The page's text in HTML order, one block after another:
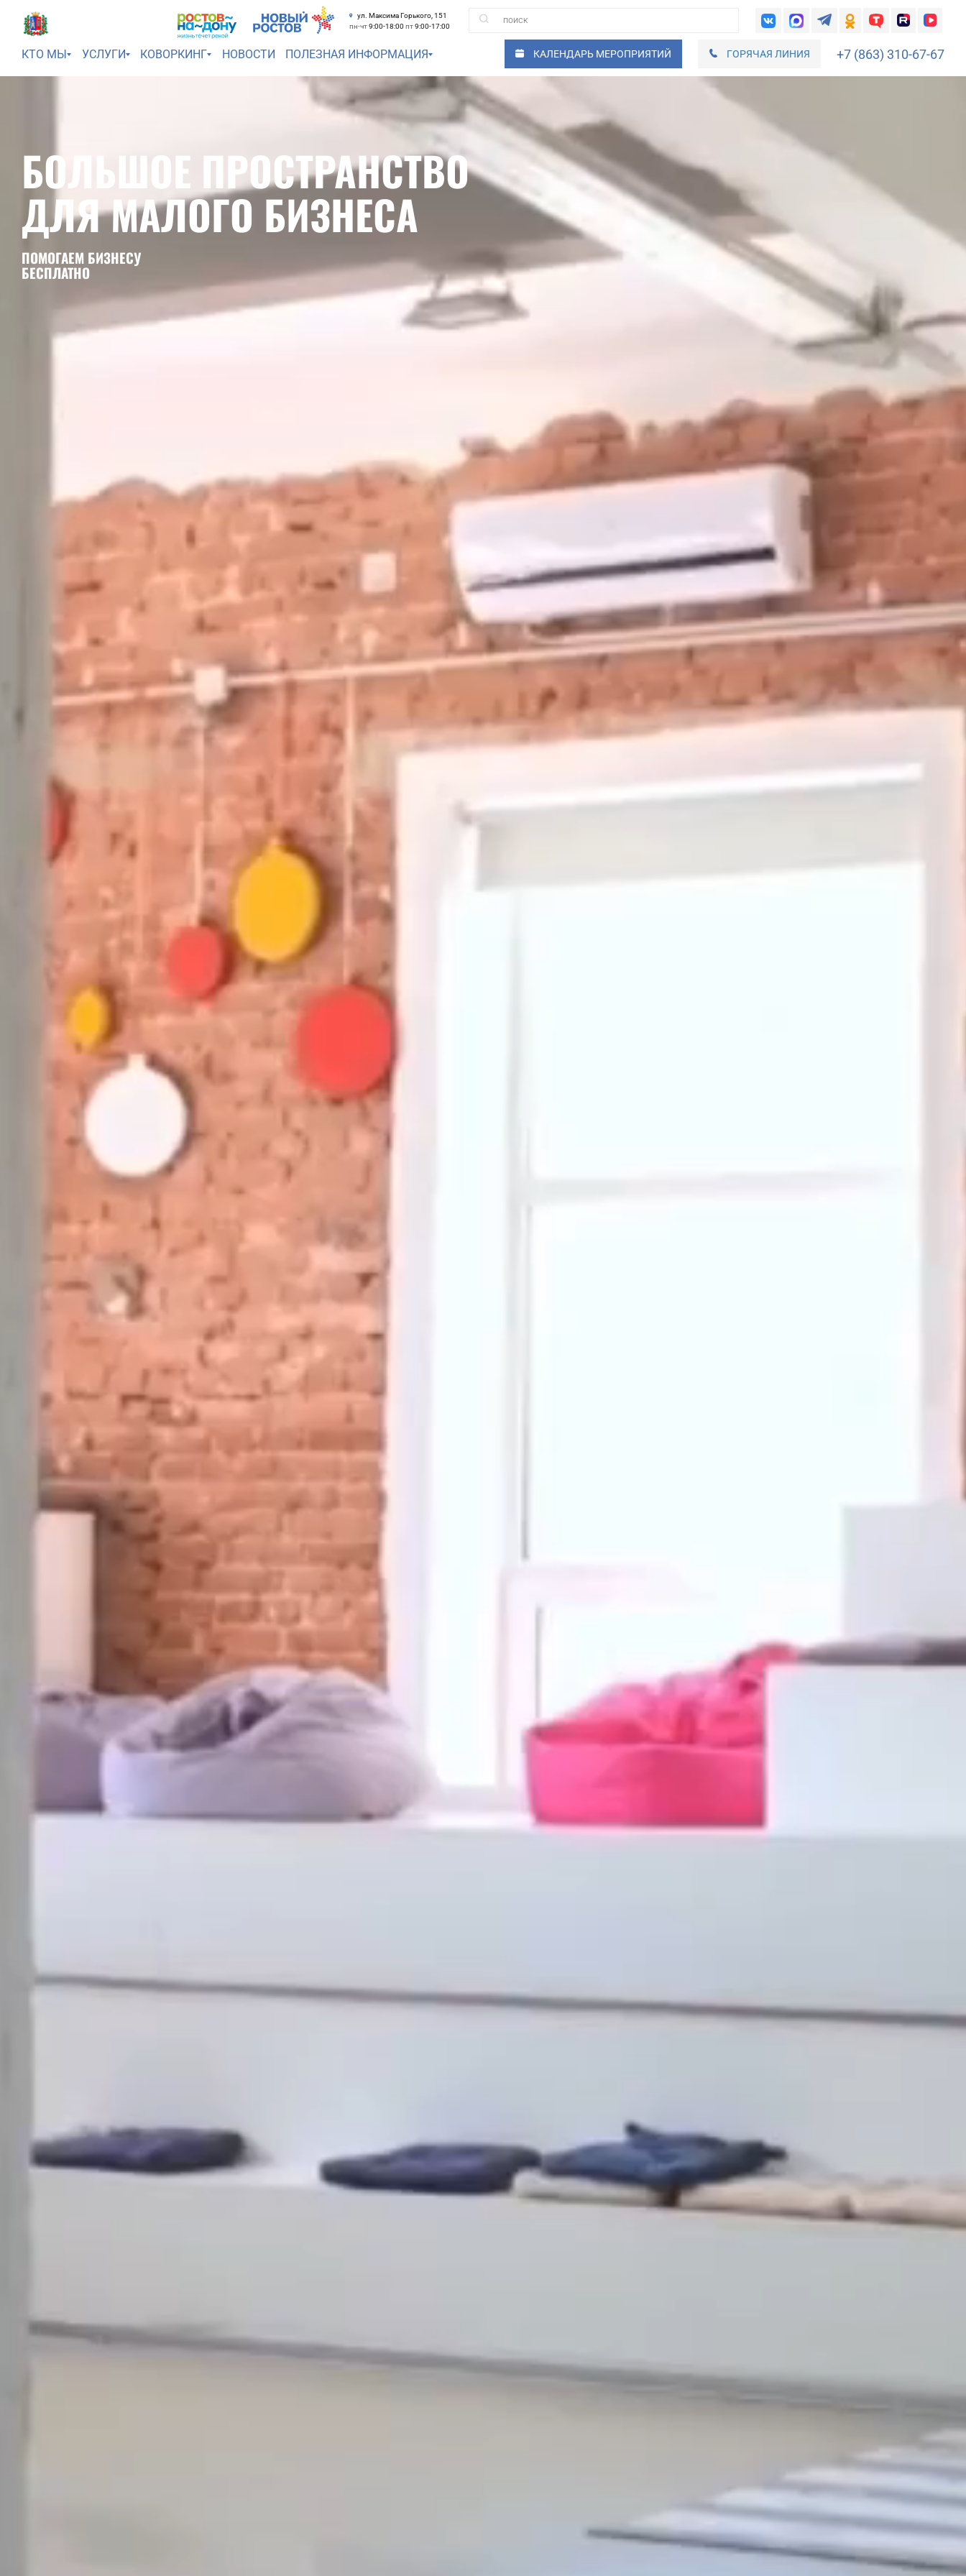
ул. Максима Горького, 151
пн-чт9:00-18:00 пт9:00-17:00
КТО МЫ УСЛУГИ КОВОРКИНГ НОВОСТИ ПОЛЕЗНАЯ ИНФОРМАЦИЯ КАЛЕНДАРЬ МЕРОПРИЯТИЙ ГОРЯЧАЯ ЛИНИЯ +7 (863) 310-67-67
БОЛЬШОЕ ПРОСТРАНСТВО
ДЛЯ МАЛОГО БИЗНЕСА
ПОМОГАЕМ БИЗНЕСУ
БЕСПЛАТНО